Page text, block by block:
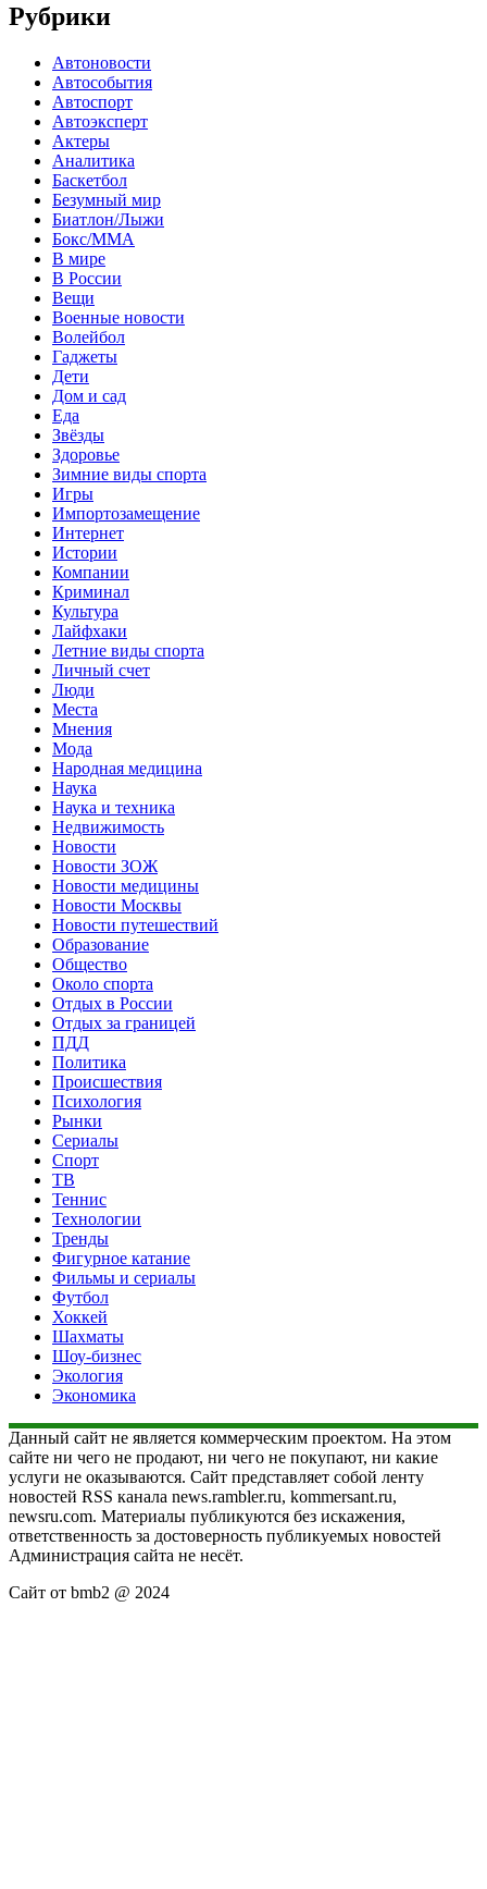
Рубрики
Автоновости
Автособытия
Автоспорт
Автоэксперт
Актеры
Аналитика
Баскетбол
Безумный мир
Биатлон/Лыжи
Бокс/MMA
В мире
В России
Вещи
Военные новости
Волейбол
Гаджеты
Дети
Дом и сад
Еда
Звёзды
Здоровье
Зимние виды спорта
Игры
Импортозамещение
Интернет
Истории
Компании
Криминал
Культура
Лайфхаки
Летние виды спорта
Личный счет
Люди
Места
Мнения
Мода
Народная медицина
Наука
Наука и техника
Недвижимость
Новости
Новости ЗОЖ
Новости медицины
Новости Москвы
Новости путешествий
Образование
Общество
Около спорта
Отдых в России
Отдых за границей
ПДД
Политика
Происшествия
Психология
Рынки
Сериалы
Спорт
ТВ
Теннис
Технологии
Тренды
Фигурное катание
Фильмы и сериалы
Футбол
Хоккей
Шахматы
Шоу-бизнес
Экология
Экономика
Данный сайт не является коммерческим проектом. На этом
сайте ни чего не продают, ни чего не покупают, ни какие
услуги не оказываются. Сайт представляет собой ленту
новостей RSS канала news.rambler.ru, kommersant.ru,
newsru.com. Материалы публикуются без искажения,
ответственность за достоверность публикуемых новостей
Администрация сайта не несёт.
Сайт от bmb2 @ 2024